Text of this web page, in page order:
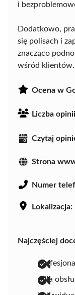
i
Dodatkowo,
się polisach i
znacząco
wśród klientów.
Ocena w
Liczba
Czytaj
Strona
Numer
Lokalizacja:
Najczęściej
miła